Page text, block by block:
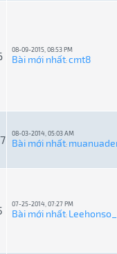
08-09-2015, 08:53 PM
Bài mới nhất:cmt8
08-03-2014, 05:03 AM
Bài mới nhất:
07-25-2014, 07:27 PM
Bài mới nhất: